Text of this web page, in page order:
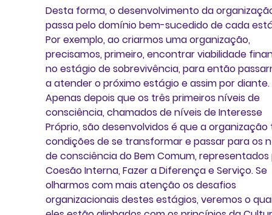
Desta forma, o desenvolvimento da
passa pelo domínio bem-sucedido de cada
Por exemplo, ao criarmos uma organização,
precisamos, primeiro, encontrar viabilidade
no estágio de sobrevivência, para então
a atender o próximo estágio e assim por diante.
Apenas depois que os três primeiros níveis de
consciência, chamados de níveis de Interesse
Próprio, são desenvolvidos é que a
condições de se transformar e passar para os
de consciência do Bem Comum,
Coesão Interna, Fazer a Diferença e Serviço. Se
olharmos com mais atenção os desafios
organizacionais destes estágios, veremos o